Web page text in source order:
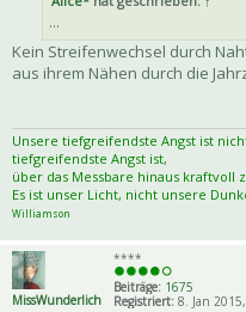
...
Kein Streifenwechsel durch
aus ihrem Nähen durch die
Unsere tiefgreifendste Angst ist
tiefgreifendste Angst ist,
über das Messbare hinaus kraftvoll
Es ist unser Licht, nicht unsere
Williamson
MissWunderlich
****
Beiträge: 1675
Registriert: 8. Jan